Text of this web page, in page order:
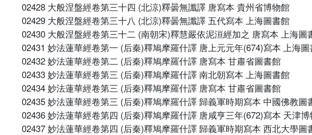
02428 大般涅盤經卷第三十四 (北涼)釋曇無讖譯 唐寫本 貴州省博物館
02429 大般涅盤經卷第三十八 (北涼)釋曇無讖譯 五代寫本 上海圖書館
02430 大般涅盤經卷第三十二 (南朝宋)釋慧嚴依泥洹經加之 唐寫本 上海圖
02431 妙法蓮華經卷第一 (后秦)釋鳩摩羅什譯 唐上元元年(674)寫本 上海
02432 妙法蓮華經卷第二 (后秦)釋鳩摩羅什譯 唐寫本 甘肅省圖書館
02433 妙法蓮華經卷第三 (后秦)釋鳩摩羅什譯 南北朝寫本 上海圖書館
02434 妙法蓮華經卷第三 (后秦)釋鳩摩羅什譯 唐寫本 甘肅省圖書館
02435 妙法蓮華經卷第三 (后秦)釋鳩摩羅什譯 歸義軍時期寫本 中國佛教圖
02436 妙法蓮華經卷第四 (后秦)釋鳩摩羅什譯 唐咸亨三年(672)寫本 天津
02437 妙法蓮華經卷第四 (后秦)釋鳩摩羅什譯 歸義軍時期寫本 西北大學圖